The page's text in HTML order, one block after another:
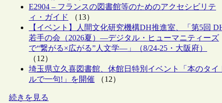
E2904 – フランスの図書館等のためのアクセシビリテ
ィ・ガイド
（13）
【イベント】人間文化研究機構DH推進室、「第5回
若手の会（2026夏）―デジタル・ヒューマニティーズ
で“繋がる×広がる”人文学―」（8/24-25・大阪府）
（12）
埼玉県立久喜図書館、休館日特別イベント「本のタイ
ルで一句!」を開催 （12）
続きを見る